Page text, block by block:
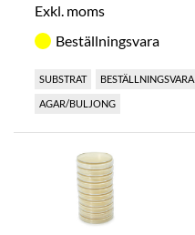
Exkl. moms
Beställningsvara
SUBSTRAT BESTÄLLNINGSVARA
AGAR/BULJONG